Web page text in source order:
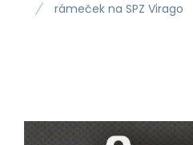
rámeček na SPZ Virago